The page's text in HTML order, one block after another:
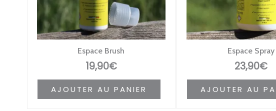
Espace Brush
19,90€
AJOUTER AU PANIER
Espace Spray
23,90€
AJOUTER AU